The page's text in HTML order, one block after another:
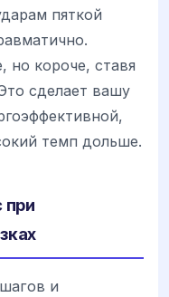
пяткой
но короче, ставя
сделает вашу
темп дольше.
при
и